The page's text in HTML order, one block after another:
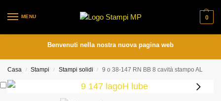
MENU 0
Benvenuti nella nostra nuova pagina web
Casa / Stampi / Stampi solidi / 9 o 38-147 RN BB 8 cavità stampo AL